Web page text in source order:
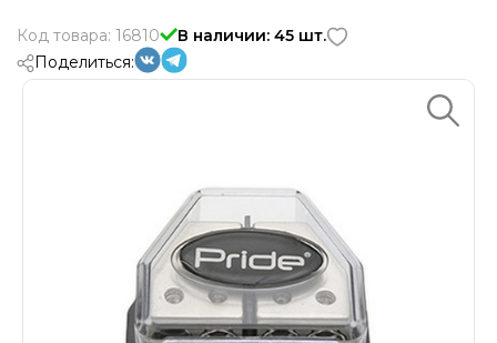
Код товара: 16810
В наличии: 45 шт.
Поделиться: